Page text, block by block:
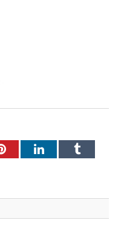
PinterestLinkedInTumblr